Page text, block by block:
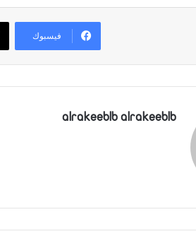
فيسبوك
alrakeeblb alrakeeblb